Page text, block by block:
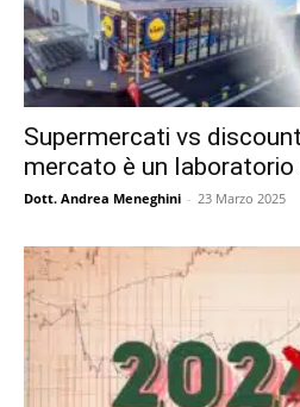
Supermercati vs
mercato è un laboratorio
Dott. Andrea Meneghini - 23 Marzo 2025